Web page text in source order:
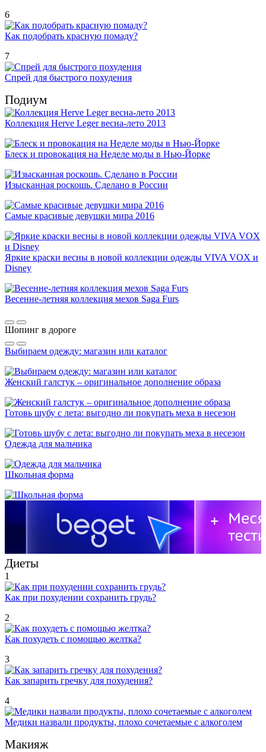
6
Как подобрать красную помаду?
7
Спрей для быстрого похудения
Подиум
Коллекция Herve Leger весна-лето 2013
Блеск и провокация на Неделе моды в Нью-Йорке
Изысканная роскошь. Сделано в России
Самые красивые девушки мира 2016
Яркие краски весны в новой коллекции одежды VIVA VOX и
Disney
Весенне-летняя коллекция мехов Saga Furs
Шопинг в дороге
Выбираем одежду: магазин или каталог
Женский галстук – оригинальное дополнение образа
Готовь шубу с лета: выгодно ли покупать меха в несезон
Одежда для мальчика
Школьная форма
Диеты
1
Как при похудении сохранить грудь?
2
Как похудеть с помощью желтка?
3
Как запарить гречку для похудения?
4
Медики назвали продукты, плохо сочетаемые с алкоголем
Макияж